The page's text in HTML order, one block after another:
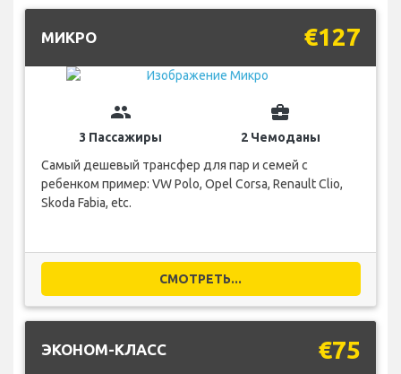
MИКРО €127
group
3 Пассажиры
business_center
2 Чемоданы
Самый дешевый трансфер для пар и семей с
ребенком пример: VW Polo, Opel Corsa, Renault Clio,
Skoda Fabia, etc.
СМОТРЕТЬ...
ЭКОНОМ-КЛАСС €75